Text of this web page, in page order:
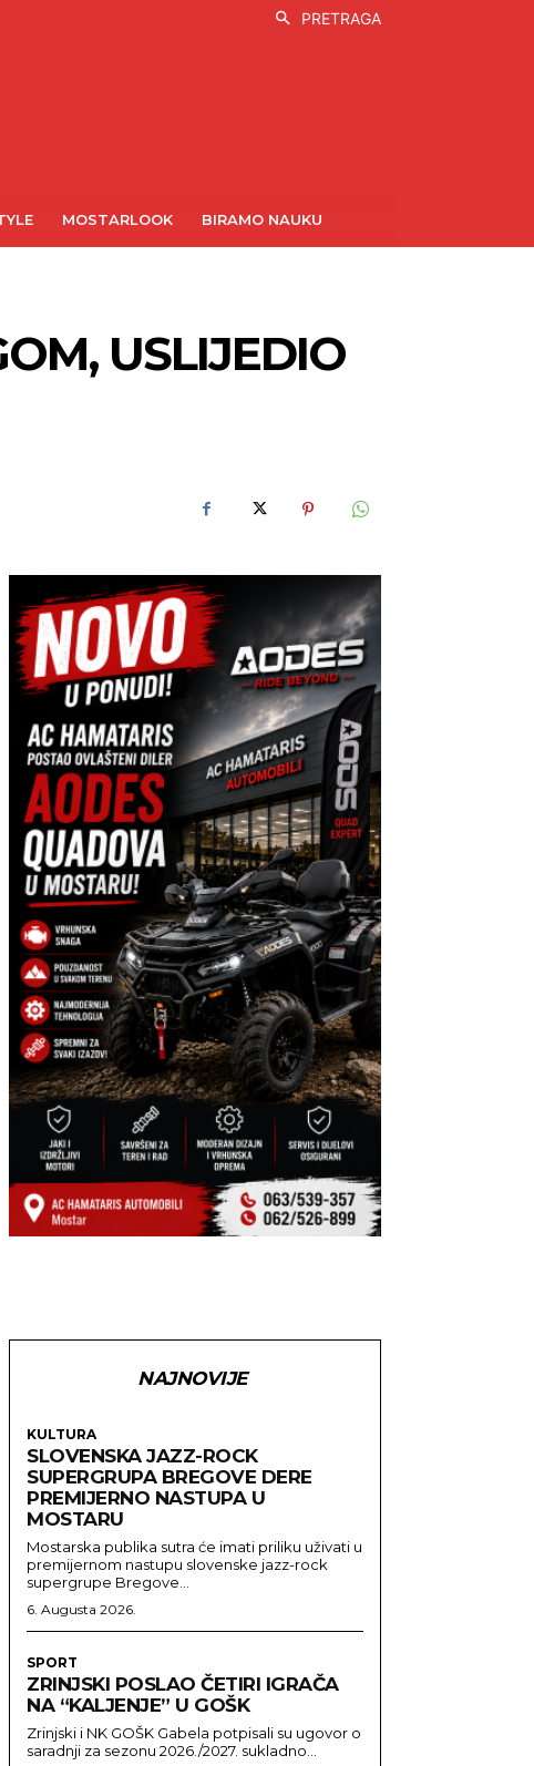
PRETRAGA
MOSTARLOOK BIRAMO NAUKU
USLIJEDIO
NAJNOVIJE
KULTURA
SLOVENSKA JAZZ-ROCK
SUPERGRUPA BREGOVE DERE
PREMIJERNO NASTUPA U
MOSTARU
Mostarska publika sutra će imati priliku uživati u
premijernom nastupu slovenske jazz-rock
supergrupe Bregove...
6. Augusta 2026.
SPORT
ZRINJSKI POSLAO ČETIRI IGRAČA
NA “KALJENJE” U GOŠK
Zrinjski i NK GOŠK Gabela potpisali su ugovor o
saradnji za sezonu 2026./2027. sukladno...